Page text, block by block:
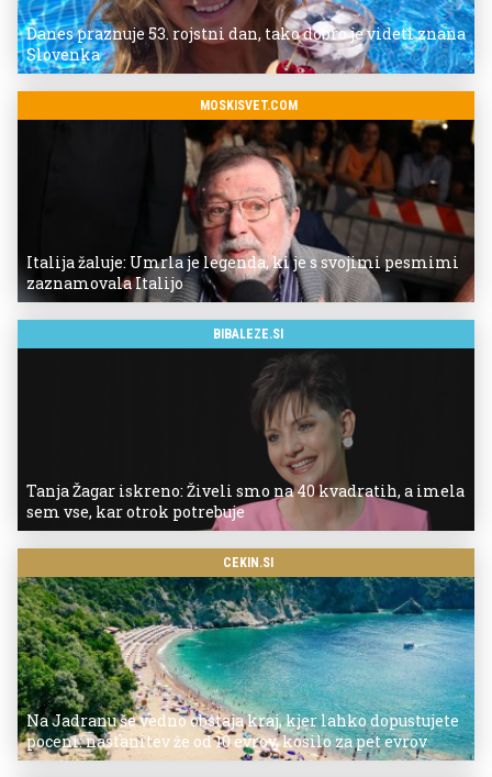
Danes praznuje 53. rojstni dan, tako dobro je videti znana
Slovenka
MOSKISVET.COM
Italija žaluje: Umrla je legenda, ki je s svojimi pesmimi
zaznamovala Italijo
BIBALEZE.SI
Tanja Žagar iskreno: Živeli smo na 40 kvadratih, a imela
sem vse, kar otrok potrebuje
CEKIN.SI
Na Jadranu še vedno obstaja kraj, kjer lahko dopustujete
poceni: nastanitev že od 10 evrov, kosilo za pet evrov